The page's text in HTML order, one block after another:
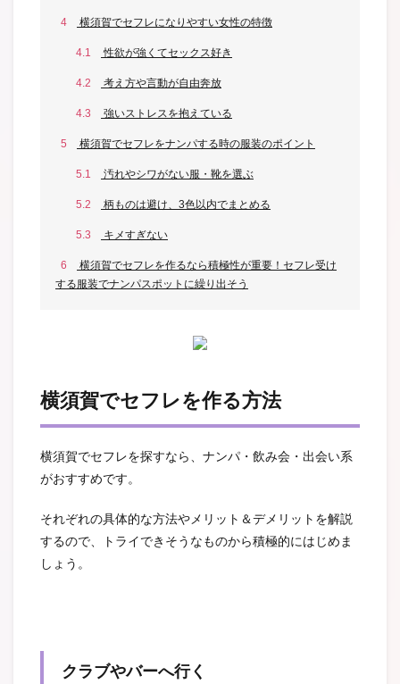
4 横須賀でセフレになりやすい女性の特徴
4.1 性欲が強くてセックス好き
4.2 考え方や言動が自由奔放
4.3 強いストレスを抱えている
5 横須賀でセフレをナンパする時の服装のポイント
5.1 汚れやシワがない服・靴を選ぶ
5.2 柄ものは避け、3色以内でまとめる
5.3 キメすぎない
6
横須賀でセフレを作るなら積極性が重要！セフレ受け
する服装でナンパスポットに繰り出そう
横須賀でセフレを作る方法
横須賀でセフレを探すなら、ナンパ・飲み会・出会い系
がおすすめです。
それぞれの具体的な方法やメリット＆デメリットを解説
するので、トライできそうなものから積極的にはじめま
しょう。
クラブやバーへ行く